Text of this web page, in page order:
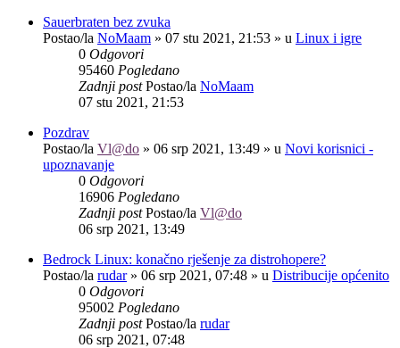
Sauerbraten bez zvuka
Postao/la NoMaam » 07 stu 2021, 21:53 » u Linux i igre
0 Odgovori
95460 Pogledano
Zadnji postPostao/la NoMaam
07 stu 2021, 21:53
Pozdrav
Postao/la Vl@do » 06 srp 2021, 13:49 » u Novi korisnici -
upoznavanje
0 Odgovori
16906 Pogledano
Zadnji postPostao/la Vl@do
06 srp 2021, 13:49
Bedrock Linux: konačno rješenje za distrohopere?
Postao/la rudar» 06 srp 2021, 07:48 » u Distribucije općenito
0 Odgovori
95002 Pogledano
Zadnji postPostao/la rudar
06 srp 2021, 07:48